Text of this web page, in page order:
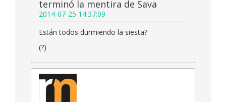
terminó la mentira de Sava
2014-07-25 14:37:09
Están todos durmiendo la siesta?
(?)